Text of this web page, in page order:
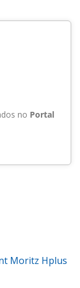
no Portal
Moritz Hplus